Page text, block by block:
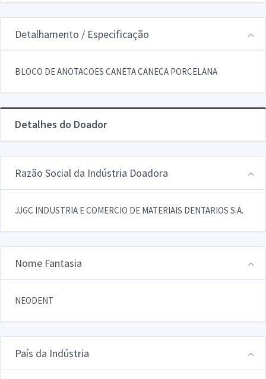
Detalhamento / Especificação
BLOCO DE ANOTACOES CANETA CANECA PORCELANA
Detalhes do Doador
Razão Social da Indústria Doadora
JJGC INDUSTRIA E COMERCIO DE MATERIAIS DENTARIOS S.A.
Nome Fantasia
NEODENT
País da Indústria